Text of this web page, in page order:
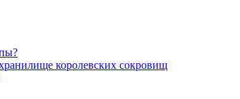
королевских сокровищ